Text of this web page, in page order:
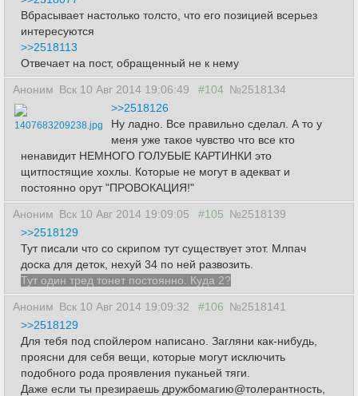
Вбрасывает настолько толсто, что его позицией всерьез
интересуются
>>2518113
Отвечает на пост, обращенный не к нему
Аноним Вск 10 Авг 2014 19:06:49 #104 №2518134
1407683209238.jpg
>>2518126
Ну ладно. Все правильно сделал. А то у
меня уже такое чувство что все кто
ненавидит НЕМНОГО ГОЛУБЫЕ КАРТИНКИ это
щитпостящие хохлы. Которые не могут в адекват и
постоянно орут "ПРОВОКАЦИЯ!"
Аноним Вск 10 Авг 2014 19:09:05 #105 №2518139
>>2518129
Тут писали что со скрипом тут существует этот. Млпач
доска для деток, нехуй 34 по ней развозить.
Тут один тред тонет постоянно. Куда 2?
Аноним Вск 10 Авг 2014 19:09:32 #106 №2518141
>>2518129
Для тебя под спойлером написано. Загляни как-нибудь,
проясни для себя вещи, которые могут исключить
подобного рода проявления пуканьей тяги.
Даже если ты презираешь дружбомагию@толерантность,